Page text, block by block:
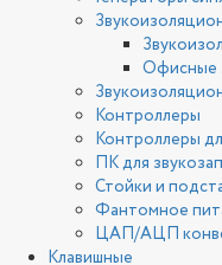
Офисные
Контроллеры
Контроллеры
ПК для
Стойки и
Фантомное
ЦАП/АЦП
Клавишные